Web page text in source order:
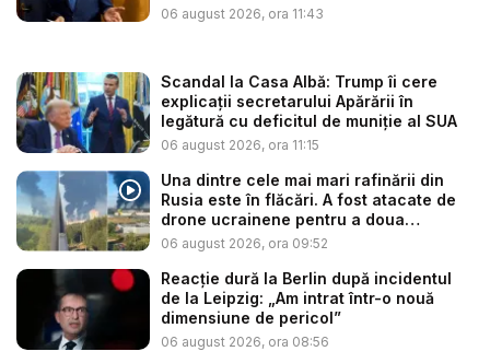
06 august 2026, ora 11:43
Scandal la Casa Albă: Trump îi cere
explicații secretarului Apărării în
legătură cu deficitul de muniție al SUA
06 august 2026, ora 11:15
Una dintre cele mai mari rafinării din
Rusia este în flăcări. A fost atacate de
drone ucrainene pentru a doua
noapte...
06 august 2026, ora 09:52
Reacție dură la Berlin după incidentul
de la Leipzig: „Am intrat într-o nouă
dimensiune de pericol”
06 august 2026, ora 08:56